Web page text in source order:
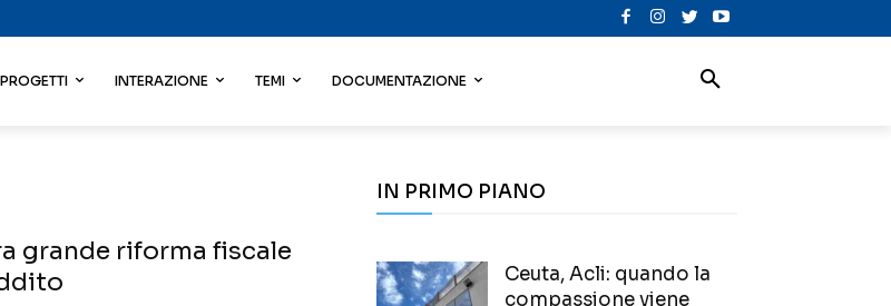
PROGETTI INTERAZIONE TEMI DOCUMENTAZIONE
grande riforma fiscale
IN PRIMO PIANO
Ceuta, Acli: quando la
compassione viene